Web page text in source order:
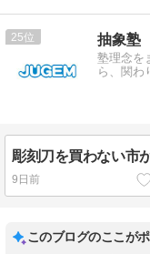
25 抽象塾
塾理念を
ら、関わ
彫刻刀を買わない市
9日前
このブログのここが